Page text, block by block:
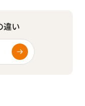
違い